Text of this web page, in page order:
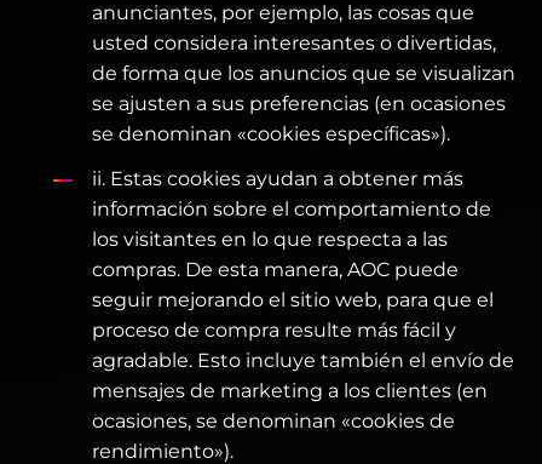
anunciantes, por ejemplo, las cosas que
usted considera interesantes o divertidas,
de forma que los anuncios que se visualizan
se ajusten a sus preferencias (en ocasiones
se denominan «cookies específicas»).
ii. Estas cookies ayudan a obtener más
información sobre el comportamiento de
los visitantes en lo que respecta a las
compras. De esta manera, AOC puede
seguir mejorando el sitio web, para que el
proceso de compra resulte más fácil y
agradable. Esto incluye también el envío de
mensajes de marketing a los clientes (en
ocasiones, se denominan «cookies de
rendimiento»).